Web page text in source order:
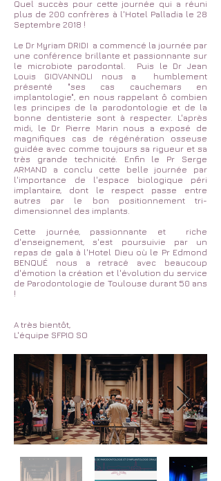
Quel succès pour cette journée qui a réuni
plus de 200 confrères à l'Hotel Palladia le 28
Septembre 2018 !
Le Dr Myriam DRIDI a commencé la journée par
une conférence brillante et passionnante sur
le microbiote parodontal. Puis le Dr Jean
Louis GIOVANNOLI nous a humblement
présenté "ses cas cauchemars en
implantologie", en nous rappelant ô combien
les principes de la parodontologie et de la
bonne dentisterie sont à respecter. L'après
midi, le Dr Pierre Marin nous a exposé de
magnifiques cas de régénération osseuse
guidée avec comme toujours sa rigueur et sa
très grande technicité. Enfin le Pr Serge
ARMAND a conclu cette belle journée par
l'importance de l'espace biologique péri
implantaire, dont le respect passe entre
autres par le bon positionnement tri-
dimensionnel des implants.
Cette journée, passionnante et riche
d'enseignement, s'est poursuivie par un
repas de gala à l'Hotel Dieu où le Pr Edmond
BENQUÉ nous a retracé avec beaucoup
d'émotion la création et l'évolution du service
de Parodontologie de Toulouse durant 50 ans
!
A très bientôt,
L'équipe SFPIO SO